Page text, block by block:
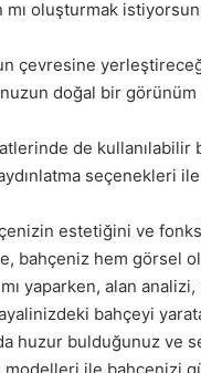
oluşturmak
çevresine
doğal bir görünüm
de
seçenekleri
estetiğini ve
bahçeniz hem görsel
yaparken, alan
bahçeyi
huzur bulduğunuz ve
modelleri ile bahçenizi